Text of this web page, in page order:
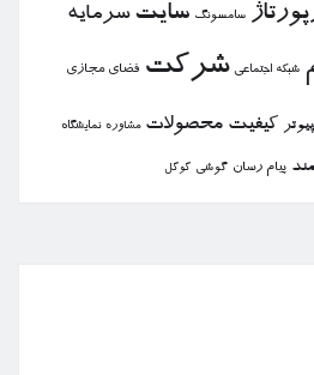
سامسونگ سایت سرمایه
شبكه اجتماعی شركت فضای مجازی
كیفیت محصولات مشاوره نمایشگاه
پیام رسان گوشی گوگل